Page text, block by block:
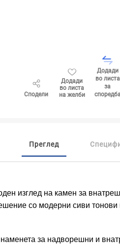
Сподели
Додади
во листа
на желби
Додади
во листа
за
Преглед
изглед на камен за
со модерни сиви
за надворешни и